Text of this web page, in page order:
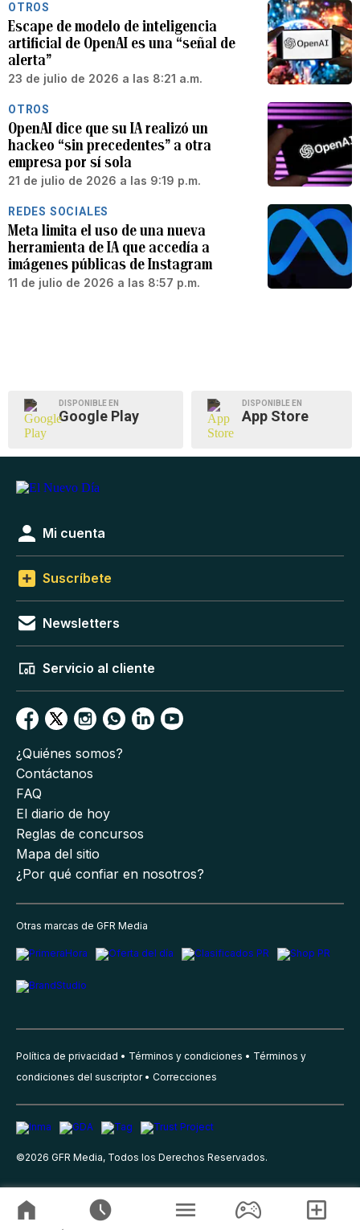
OTROS
Escape de modelo de inteligencia
artificial de OpenAI es una “señal de
alerta”
23 de julio de 2026 a las 8:21 a.m.
OTROS
OpenAI dice que su IA realizó un
hackeo “sin precedentes” a otra
empresa por sí sola
21 de julio de 2026 a las 9:19 p.m.
REDES SOCIALES
Meta limita el uso de una nueva
herramienta de IA que accedía a
imágenes públicas de Instagram
11 de julio de 2026 a las 8:57 p.m.
DISPONIBLE EN
Google Play
DISPONIBLE EN
App Store
Mi cuenta
Suscríbete
Newsletters
Servicio al cliente
¿Quiénes somos?
Contáctanos
FAQ
El diario de hoy
Reglas de concursos
Mapa del sitio
¿Por qué confiar en nosotros?
Otras marcas de GFR Media
Política de privacidad Términos y condiciones
Términos y
condiciones del suscriptor
Correcciones
©2026 GFR Media, Todos los Derechos Reservados.